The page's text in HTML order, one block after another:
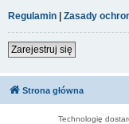
Regulamin | Zasady
Zarejestruj się
Strona główna
Technologię